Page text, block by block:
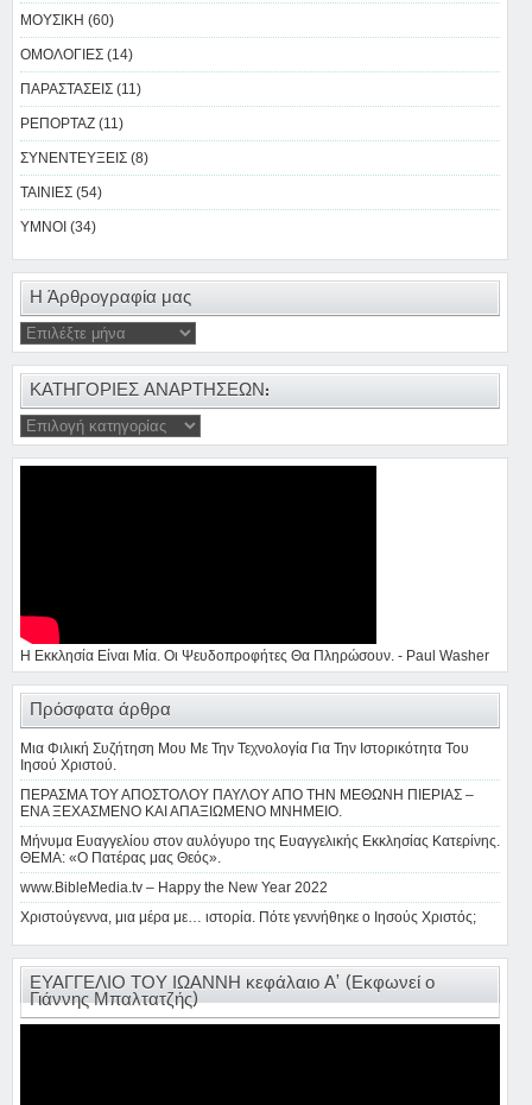
ΜΟΥΣΙΚΗ (60)
ΟΜΟΛΟΓΙΕΣ (14)
ΠΑΡΑΣΤΑΣΕΙΣ (11)
ΡΕΠΟΡΤΑΖ (11)
ΣΥΝΕΝΤΕΥΞΕΙΣ (8)
ΤΑΙΝΙΕΣ (54)
ΥΜΝΟΙ (34)
Η Άρθρογραφία μας
ΚΑΤΗΓΟΡΙΕΣ ΑΝΑΡΤΗΣΕΩΝ:
Η Εκκλησία Είναι Μία. Οι Ψευδοπροφήτες Θα Πληρώσουν. - Paul Washer
Πρόσφατα άρθρα
Μια Φιλική Συζήτηση Μου Με Την Τεχνολογία Για Την Ιστορικότητα Του
Ιησού Χριστού.
ΠΕΡΑΣΜΑ ΤΟΥ ΑΠΟΣΤΟΛΟΥ ΠΑΥΛΟΥ ΑΠΟ ΤΗΝ ΜΕΘΩΝΗ ΠΙΕΡΙΑΣ –
ΕΝΑ ΞΕΧΑΣΜΕΝΟ ΚΑΙ ΑΠΑΞΙΩΜΕΝΟ ΜΝΗΜΕΙΟ.
Μήνυμα Ευαγγελίου στον αυλόγυρο της Ευαγγελικής Εκκλησίας Κατερίνης.
ΘΕΜΑ: «Ο Πατέρας μας Θεός».
www.BibleMedia.tv – Happy the New Year 2022
Χριστούγεννα, μια μέρα με… ιστορία. Πότε γεννήθηκε ο Ιησούς Χριστός;
ΕΥΑΓΓΕΛΙΟ ΤΟΥ ΙΩΑΝΝΗ κεφάλαιο Α’ (Εκφωνεί ο
Γιάννης Μπαλτατζής)